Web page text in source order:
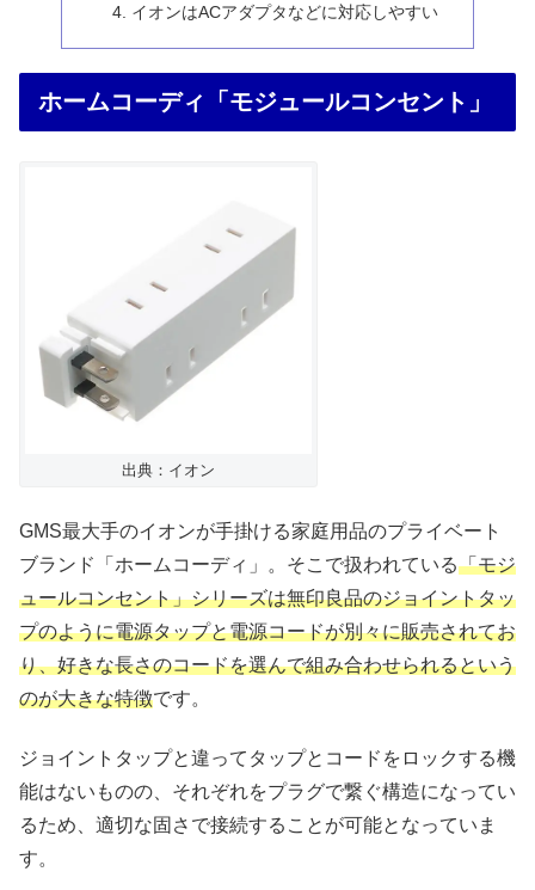
イオンはACアダプタなどに対応しやすい
ホームコーディ「モジュールコンセント」
出典：イオン
GMS最大手のイオンが手掛ける家庭用品のプライベート
ブランド「ホームコーディ」。そこで扱われている「モジ
ュールコンセント」シリーズは無印良品のジョイントタッ
プのように電源タップと電源コードが別々に販売されてお
り、好きな長さのコードを選んで組み合わせられるという
のが大きな特徴です。
ジョイントタップと違ってタップとコードをロックする機
能はないものの、それぞれをプラグで繋ぐ構造になってい
るため、適切な固さで接続することが可能となっていま
す。